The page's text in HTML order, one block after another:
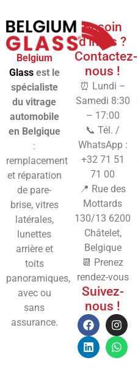
Belgium
Glassest le
spécialiste
du vitrage
automobile
en Belgique
:
remplacement
et réparation
de pare-
brise, vitres
latérales,
lunettes
arrière et
toits
panoramiques,
avec ou
sans
assurance.
Besoin
d'infos ?
Contactez-
nous !
⏰ Lundi –
Samedi 8:30
– 17:00
📞 Tél. /
WhatsApp :
+32 71 51
71 00
📍 Rue des
Mottards
130/13 6200
Châtelet,
Belgique
📆 Prenez
rendez-vous
Suivez-
nous !